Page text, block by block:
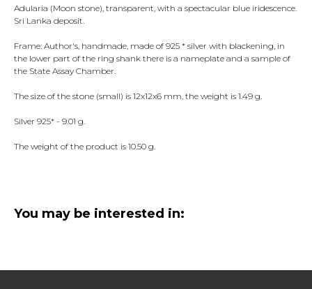
Adularia (Moon stone), transparent, with a spectacular blue iridescence.
Sri Lanka deposit.
Frame: Author's, handmade, made of 925 * silver with blackening, in
the lower part of the ring shank there is a nameplate and a sample of
the State Assay Chamber.
The size of the stone (small) is 12x12x6 mm, the weight is 1.49 g.
Silver 925* - 9.01 g.
The weight of the product is 10.50 g.
You may be interested in: